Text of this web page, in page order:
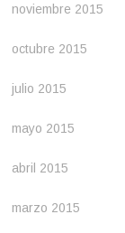
noviembre 2015
octubre 2015
julio 2015
mayo 2015
abril 2015
marzo 2015